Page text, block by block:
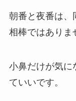
朝番と夜番は、
相棒ではありま
小鼻だけが気に
ていいです。